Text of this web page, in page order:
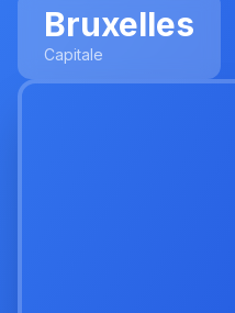
Bruxelles
Capitale